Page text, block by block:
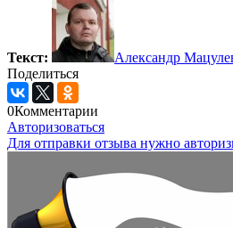
Текст:
Александр
Поделиться
0Комментарии
Авторизоваться
Для отправки отзыва нужно